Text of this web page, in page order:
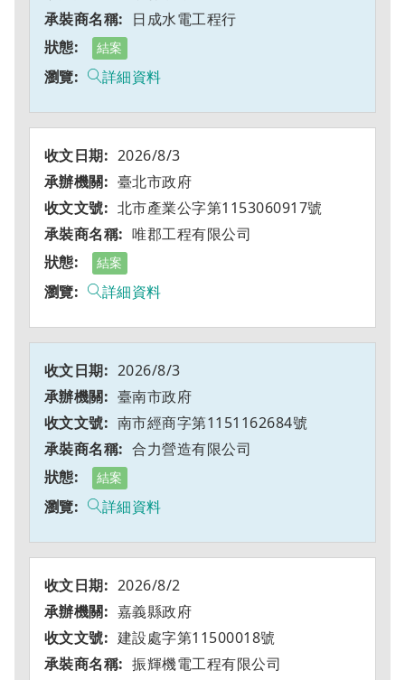
日成水電工程行
結案
詳細資料
2026/8/3
臺北市政府
北市產業公字第1153060917號
唯郡工程有限公司
結案
詳細資料
2026/8/3
臺南市政府
南市經商字第1151162684號
合力營造有限公司
結案
詳細資料
2026/8/2
嘉義縣政府
建設處字第11500018號
振輝機電工程有限公司